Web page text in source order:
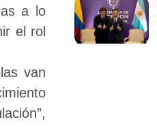
a lo
el rol
van